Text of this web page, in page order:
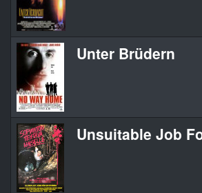
Unter Brüdern
Unsuitable Job